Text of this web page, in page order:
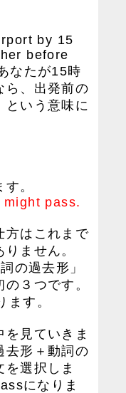
by 15
before
なたが15時
ら、出発前の
という意味に
。
pass.
はこれまで
ません。
の過去形」
３つです。
す。
見ていきま
去形＋動詞の
選択しま
になりま